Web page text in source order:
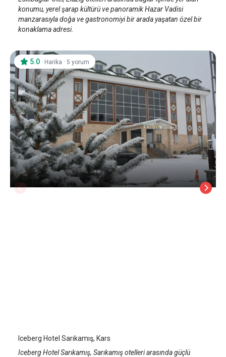
konumu, yerel şarap kültürü ve panoramik Hazar Vadisi
manzarasıyla doğa ve gastronomiyi bir arada yaşatan özel bir
konaklama adresi.
5.0 · Harika · 5 yorum
Iceberg Hotel Sarıkamış, Kars
Iceberg Hotel Sarıkamış, Sarıkamış otelleri arasında güçlü